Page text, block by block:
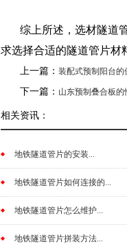
综上所述，选材隧道
求选择合适的隧道管片材
上一篇： 装配式预制阳台的
下一篇： 山东预制叠合板的
相关资讯：
地铁隧道管片的安装...
地铁隧道管片如何连接的...
地铁隧道管片怎么维护...
地铁隧道管片拼装方法...